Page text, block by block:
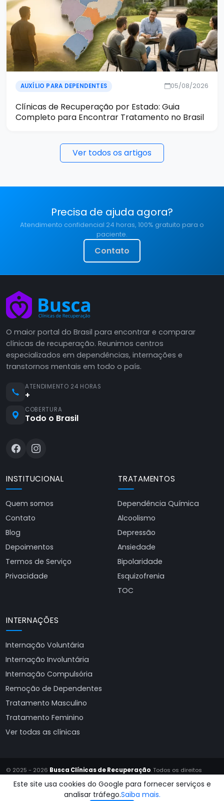
AUXÍLIO PARA DEPENDENTES 05/08/2026
Clínicas de Recuperação por Estado: Guia
Completo para Encontrar Tratamento no Brasil
Ver todos os artigos
Precisa de ajuda agora?
Atendimento confidencial 24 horas, 100% gratuito para o
paciente.
Contato
O maior portal do Brasil para encontrar e comparar
clínicas de recuperação. Reunimos centros
especializados em dependências, internações e
transtornos mentais em todo o país.
ATENDIMENTO 24 HORAS
+
COBERTURA
Todo o Brasil
INSTITUCIONAL
Quem somos
Contato
Blog
Depoimentos
Termos de Serviço
Privacidade
TRATAMENTOS
Dependência Química
Alcoolismo
Depressão
Ansiedade
Bipolaridade
Esquizofrenia
TOC
INTERNAÇÕES
Internação Voluntária
Internação Involuntária
Internação Compulsória
Remoção de Dependentes
Tratamento Masculino
Tratamento Feminino
Ver todas as clínicas
© 2025 - 2026 Busca Clínicas de Recuperação. Todos os direitos
Site produzido porAlmeida Sites
Este site usa cookies do Google para fornecer serviços e
analisar tráfego.Saiba mais.